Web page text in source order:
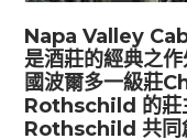
Napa Valley
是酒莊的經典之
國波爾多一級莊
Rothschild 的莊
Rothschild 共